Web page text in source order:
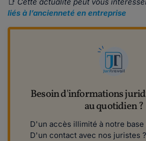
liés à l’ancienneté en entreprise
Besoin d'informations
au quotidien ?
D'un accès illimité à notre base
D'un contact avec nos juristes ?